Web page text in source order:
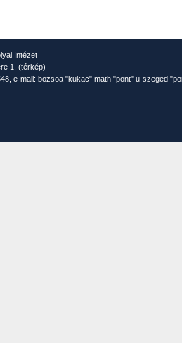
Intézet
1. (térkép)
e-mail: bozsoa "kukac" math "pont" u-szeged